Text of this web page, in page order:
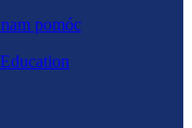
pomóc